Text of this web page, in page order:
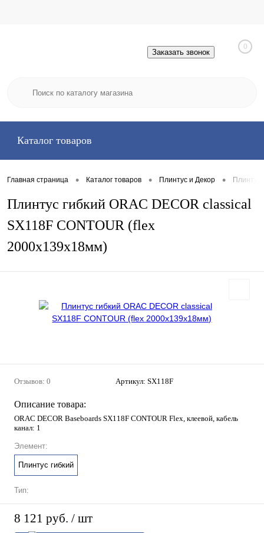
Заказать звонок
0
Каталог товаров
Главная страница • Каталог товаров • Плинтус и Декор • Плинтус
Плинтус гибкий ORAC DECOR classical
SX118F CONTOUR (flex
2000х139х18мм)
Отзывов: 0 Артикул: SX118F
Описание товара:
ORAC DECOR Baseboards SX118F CONTOUR Flex, клеевой, кабель
канал: 1
Элемент:
Плинтус гибкий
Тип:
8 121 руб. / шт